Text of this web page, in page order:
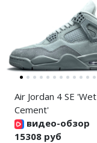
Air Jordan 4 SE 'Wet
Cement'
видео-обзор
15308 руб